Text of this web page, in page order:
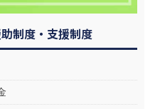
制度・支援制度